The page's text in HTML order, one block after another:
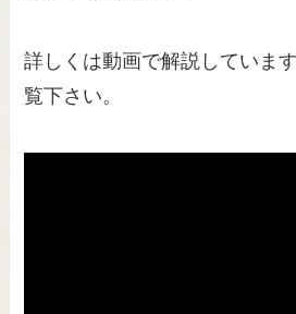
詳しくは動画で解説していま
覧下さい。